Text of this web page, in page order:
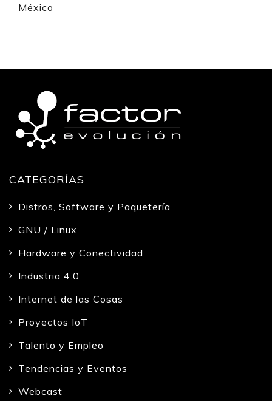
México
CATEGORÍAS
Distros, Software y Paquetería
GNU / Linux
Hardware y Conectividad
Industria 4.0
Internet de las Cosas
Proyectos IoT
Talento y Empleo
Tendencias y Eventos
Webcast